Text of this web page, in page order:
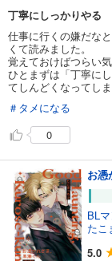
丁寧にしっかりやる
仕事に行くの嫌だな
くて読みました。
覚えておけばつらい
ひとまずは「丁寧に
てしんどくなってし
＃タメになる
0
お憑
BL
たこ
5.0